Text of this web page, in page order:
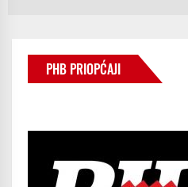
PHB PRIOPĆAJI